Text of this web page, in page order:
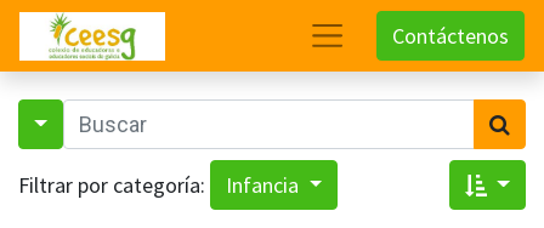
Contáctenos
Filtrar por categoría: Infancia